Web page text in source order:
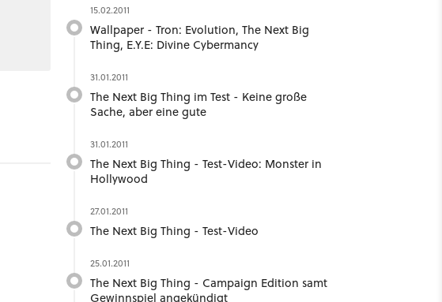
15.02.2011
Wallpaper - Tron: Evolution, The Next Big
Thing, E.Y.E: Divine Cybermancy
31.01.2011
The Next Big Thing im Test - Keine große
Sache, aber eine gute
31.01.2011
The Next Big Thing - Test-Video: Monster in
Hollywood
27.01.2011
The Next Big Thing - Test-Video
25.01.2011
The Next Big Thing - Campaign Edition samt
Gewinnspiel angekündigt